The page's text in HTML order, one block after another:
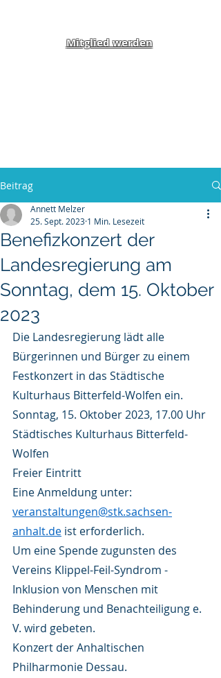
Mitglied werden
Beitrag
Benefizkonzert der
Landesregierung am
Sonntag, dem 15. Oktober
2023
Annett Melzer
25. Sept. 2023 1 Min. Lesezeit
Die Landesregierung lädt alle
Bürgerinnen und Bürger zu einem
Festkonzert in das Städtische
Kulturhaus Bitterfeld-Wolfen ein.
Sonntag, 15. Oktober 2023, 17.00 Uhr
Städtisches Kulturhaus Bitterfeld-
Wolfen
Freier Eintritt
Eine Anmeldung unter:
veranstaltungen@stk.sachsen-
anhalt.de ist erforderlich.
Um eine Spende zugunsten des
Vereins Klippel-Feil-Syndrom -
Inklusion von Menschen mit
Behinderung und Benachteiligung e.
V. wird gebeten.
Konzert der Anhaltischen
Philharmonie Dessau.